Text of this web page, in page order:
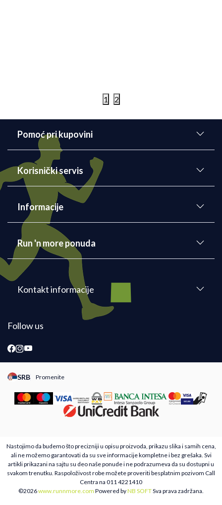
1 2
Pomoć pri kupovini
Korisnički servis
Informacije
Run 'n more ponuda
Kontakt informacije
Follow us
SRB Promenite
Promeni instancu sajta, posetite sajtove za druge zemlje
Nastojimo da budemo što precizniji u opisu proizvoda, prikazu slika i samih cena,
ali ne možemo garantovati da su sve informacije kompletne i bez grešaka. Svi
artikli prikazani na sajtu su deo naše ponude i ne podrazumeva da su dostupni u
svakom trenutku. Raspoloživost robe možete proveriti besplatnim pozivom Call
Centra na 011 4221410
©2026www.runnmore.com Powered byNB SOFTSva prava zadržana.